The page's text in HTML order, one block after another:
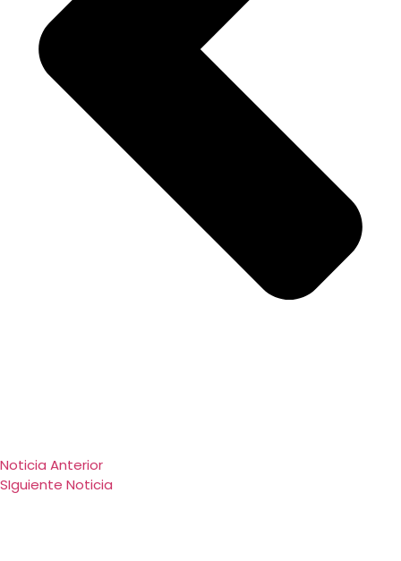
Noticia Anterior
SIguiente Noticia